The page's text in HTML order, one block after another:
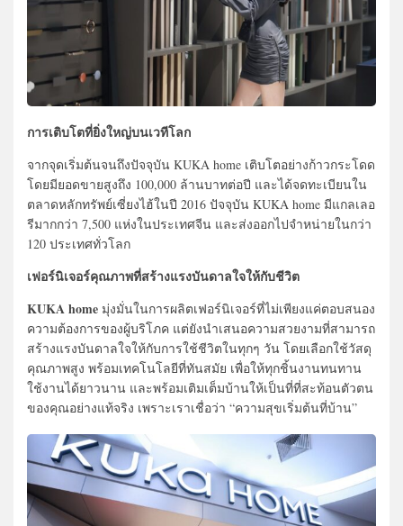
การเติบโตที่ยิ่งใหญ่บนเวทีโลก
จากจุดเริ่มต้นจนถึงปัจจุบัน KUKA home เติบโตอย่างก้าวกระโดด
โดยมียอดขายสูงถึง 100,000 ล้านบาทต่อปี และได้จดทะเบียนใน
ตลาดหลักทรัพย์เซี่ยงไฮ้ในปี 2016 ปัจจุบัน KUKA home มีแกลเลอ
รีมากกว่า 7,500 แห่งในประเทศจีน และส่งออกไปจำหน่ายในกว่า
120 ประเทศทั่วโลก
เฟอร์นิเจอร์คุณภาพที่สร้างแรงบันดาลใจให้กับชีวิต
KUKA home มุ่งมั่นในการผลิตเฟอร์นิเจอร์ที่ไม่เพียงแค่ตอบสนอง
ความต้องการของผู้บริโภค แต่ยังนำเสนอความสวยงามที่สามารถ
สร้างแรงบันดาลใจให้กับการใช้ชีวิตในทุกๆ วัน โดยเลือกใช้วัสดุ
คุณภาพสูง พร้อมเทคโนโลยีที่ทันสมัย เพื่อให้ทุกชิ้นงานทนทาน
ใช้งานได้ยาวนาน และพร้อมเติมเต็มบ้านให้เป็นที่ที่สะท้อนตัวตน
ของคุณอย่างแท้จริง เพราะเราเชื่อว่า “ความสุขเริ่มต้นที่บ้าน”